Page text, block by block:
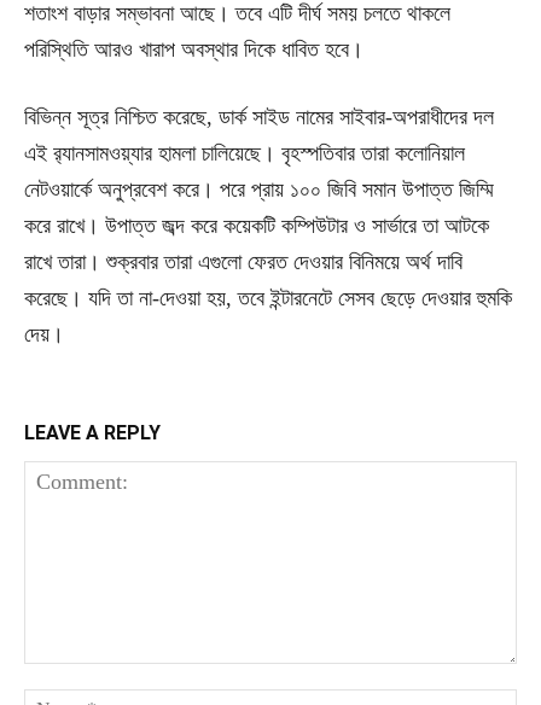
শতাংশ বাড়ার সম্ভাবনা আছে। তবে এটি দীর্ঘ সময় চলতে থাকলে
পরিস্থিতি আরও খারাপ অবস্থার দিকে ধাবিত হবে।
বিভিন্ন সূত্র নিশ্চিত করেছে, ডার্ক সাইড নামের সাইবার-অপরাধীদের দল
এই র‌্যানসামওয়্যার হামলা চালিয়েছে। বৃহস্পতিবার তারা কলোনিয়াল
নেটওয়ার্কে অনুপ্রবেশ করে। পরে প্রায় ১০০ জিবি সমান উপাত্ত জিম্মি
করে রাখে। উপাত্ত জব্দ করে কয়েকটি কম্পিউটার ও সার্ভারে তা আটকে
রাখে তারা। শুক্রবার তারা এগুলো ফেরত দেওয়ার বিনিময়ে অর্থ দাবি
করেছে। যদি তা না-দেওয়া হয়, তবে ইন্টারনেটে সেসব ছেড়ে দেওয়ার হুমকি
দেয়।
LEAVE A REPLY